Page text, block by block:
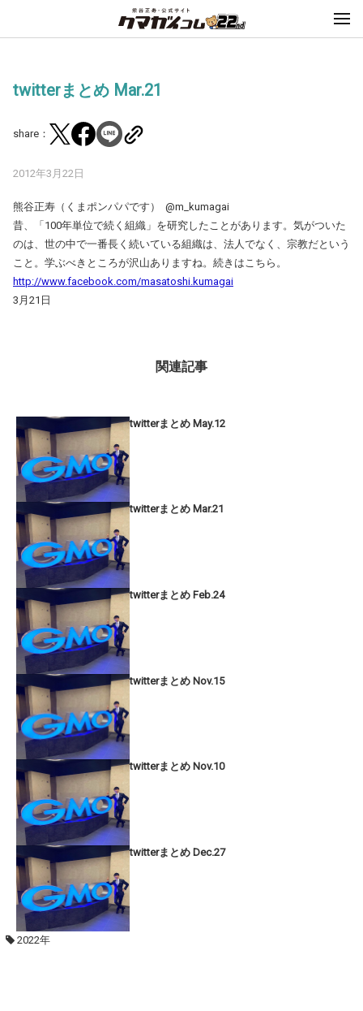
twitterまとめ Mar.21
share：
2012年3月22日
熊谷正寿（くまポンパパです） ‏ @m_kumagai
昔、「100年単位で続く組織」を研究したことがあります。気がついた
のは、世の中で一番長く続いている組織は、法人でなく、宗教だという
こと。学ぶべきところが沢山ありますね。続きはこちら。
http://www.facebook.com/masatoshi.kumagai
3月21日
関連記事
twitterまとめ May.12
twitterまとめ Mar.21
twitterまとめ Feb.24
twitterまとめ Nov.15
twitterまとめ Nov.10
twitterまとめ Dec.27
2022年